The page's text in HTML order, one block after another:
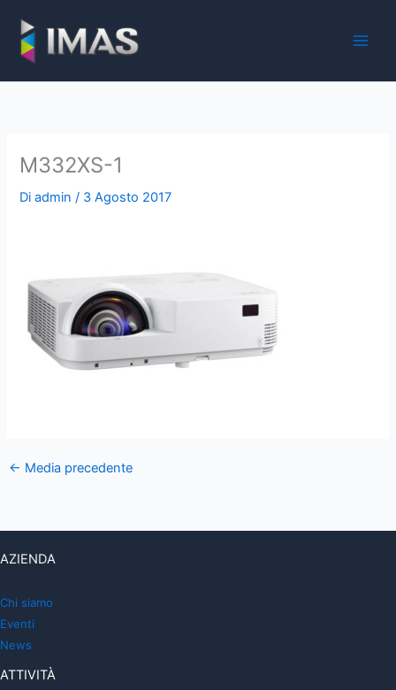
contenuto
M332XS-1
Diadmin/ 3 Agosto 2017
← Media precedente
AZIENDA
Chi siamo
Eventi
News
ATTIVITÀ